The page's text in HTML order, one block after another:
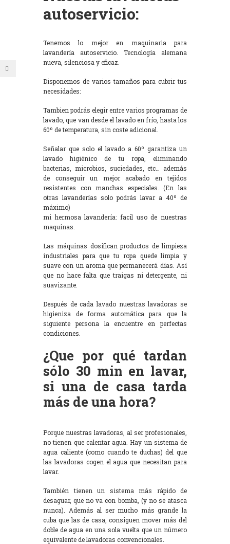
autoservicio:
Tenemos lo mejor en maquinaria para
lavandería autoservicio. Tecnología alemana
nueva, silenciosa y eficaz.
Disponemos de varios tamaños para cubrir tus
necesidades:
Tambien podrás elegir entre varios programas de
lavado, que van desde el lavado en frío, hasta los
60º de temperatura, sin coste adicional.
Señalar que solo el lavado a 60º garantiza un
lavado higiénico de tu ropa, eliminando
bacterias, microbios, suciedades, etc… además
de conseguir un mejor acabado en tejidos
resistentes con manchas especiales. (En las
otras lavanderías solo podrás lavar a 40º de
máximo)
mi hermosa lavandería: facil uso de nuestras
maquinas.
Las máquinas dosifican productos de limpieza
industriales para que tu ropa quede limpia y
suave con un aroma que permanecerá días. Así
que no hace falta que traigas ni detergente, ni
suavizante.
Después de cada lavado nuestras lavadoras se
higieniza de forma automática para que la
siguiente persona la encuentre en perfectas
condiciones.
¿Que por qué tardan
sólo 30 min en lavar,
si una de casa tarda
más de una hora?
Porque nuestras lavadoras, al ser profesionales,
no tienen que calentar agua. Hay un sistema de
agua caliente (como cuando te duchas) del que
las lavadoras cogen el agua que necesitan para
lavar.
También tienen un sistema más rápido de
desaguar, que no va con bomba, (y no se atasca
nunca). Además al ser mucho más grande la
cuba que las de casa, consiguen mover más del
doble de agua en una sola vuelta que un número
equivalente de lavadoras convencionales.